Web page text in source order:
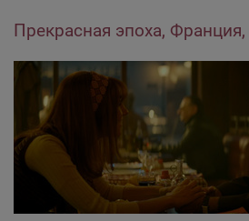
Прекрасная эпоха,